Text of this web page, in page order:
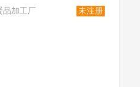
品加工厂
未注册